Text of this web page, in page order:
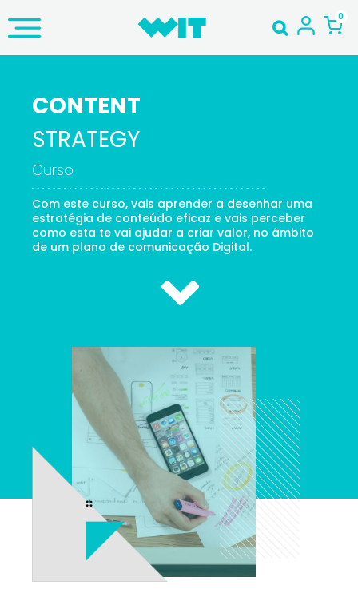
CONTENT
STRATEGY
Curso
Com este curso, vais aprender a desenhar uma
estratégia de conteúdo eficaz e vais perceber
como esta te vai ajudar a criar valor, no âmbito
de um plano de comunicação Digital.